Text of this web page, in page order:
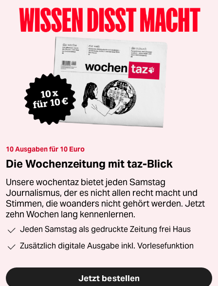
10 Ausgaben für 10 Euro
Die Wochenzeitung mit taz-Blick
Unsere wochentaz bietet jeden Samstag
Journalismus, der es nicht allen recht macht und
Stimmen, die woanders nicht gehört werden. Jetzt
zehn Wochen lang kennenlernen.
Jeden Samstag als gedruckte Zeitung frei Haus
Zusätzlich digitale Ausgabe inkl. Vorlesefunktion
Jetzt bestellen